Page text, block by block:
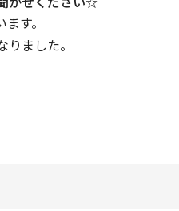
す。
ました。